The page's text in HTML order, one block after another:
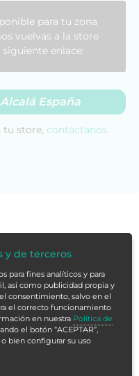
reconoce que la violencia
de los principales
el desarrollo y
. De hecho, en
Ley Orgánica 1/2004,
Protección Integral
frente a esta
y la igualdad de
para tu zona
vuelvas a la store
enlace:
España
tu store, contáctanos
y de terceros
para fines analíticos y para
así como publicidad propia y
consentimiento, salvo en el
el correcto funcionamiento
en nuestra Política de
el botón “ACEPTAR”,
o bien configurar su uso